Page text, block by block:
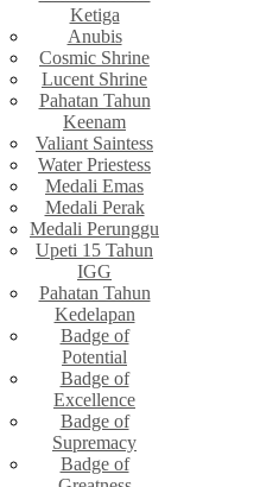
Ketiga
Anubis
Cosmic Shrine
Lucent Shrine
Pahatan Tahun
Keenam
Valiant Saintess
Water Priestess
Medali Emas
Medali Perak
Medali Perunggu
Upeti 15 Tahun
IGG
Pahatan Tahun
Kedelapan
Badge of
Potential
Badge of
Excellence
Badge of
Supremacy
Badge of